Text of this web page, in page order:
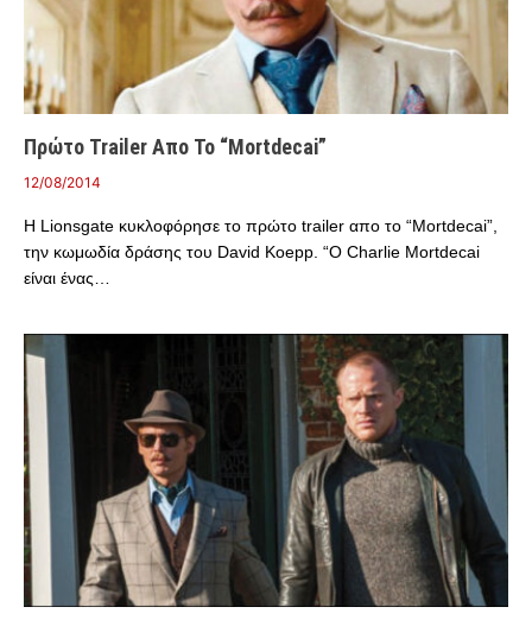
Πρώτο Trailer Απο Το “Mortdecai”
12/08/2014
Η Lionsgate κυκλοφόρησε το πρώτο trailer απο το “Mortdecai”,
την κωμωδία δράσης του David Koepp. “O Charlie Mortdecai
είναι ένας…